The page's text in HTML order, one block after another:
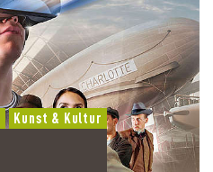
Kunst & Kultur